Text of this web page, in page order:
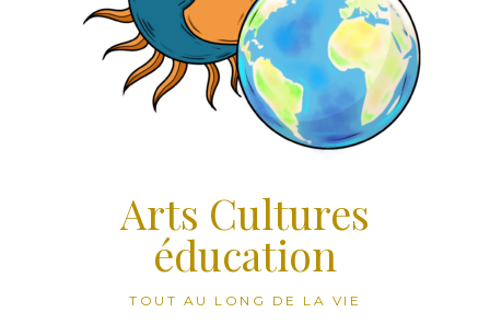
Arts Cultures
éducation
TOUT AU LONG DE LA VIE